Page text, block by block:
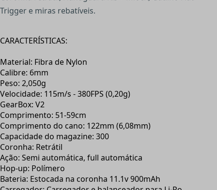
Trigger e miras rebatíveis.
CARACTERÍSTICAS:
Material: Fibra de Nylon
Calibre: 6mm
Peso: 2,050g
Velocidade: 115m/s - 380FPS (0,20g)
GearBox: V2
Comprimento: 51-59cm
Comprimento do cano: 122mm (6,08mm)
Capacidade do magazine: 300
Coronha: Retrátil
Ação: Semi automática, full automática
Hop-up: Polímero
Bateria: Estocada na coronha 11.1v 900mAh